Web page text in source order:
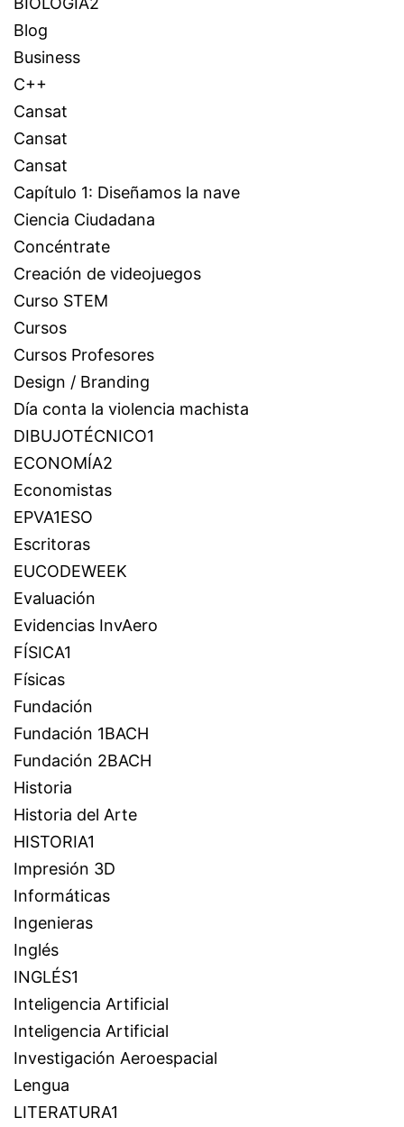
Blog
Business
C++
Cansat
Cansat
Cansat
Capítulo 1: Diseñamos la nave
Ciencia Ciudadana
Concéntrate
Creación de videojuegos
Curso STEM
Cursos
Cursos Profesores
Design / Branding
Día conta la violencia machista
DIBUJOTÉCNICO1
ECONOMÍA2
Economistas
EPVA1ESO
Escritoras
EUCODEWEEK
Evaluación
Evidencias InvAero
FÍSICA1
Físicas
Fundación
Fundación 1BACH
Fundación 2BACH
Historia
Historia del Arte
HISTORIA1
Impresión 3D
Informáticas
Ingenieras
Inglés
INGLÉS1
Inteligencia Artificial
Inteligencia Artificial
Investigación Aeroespacial
Lengua
LITERATURA1